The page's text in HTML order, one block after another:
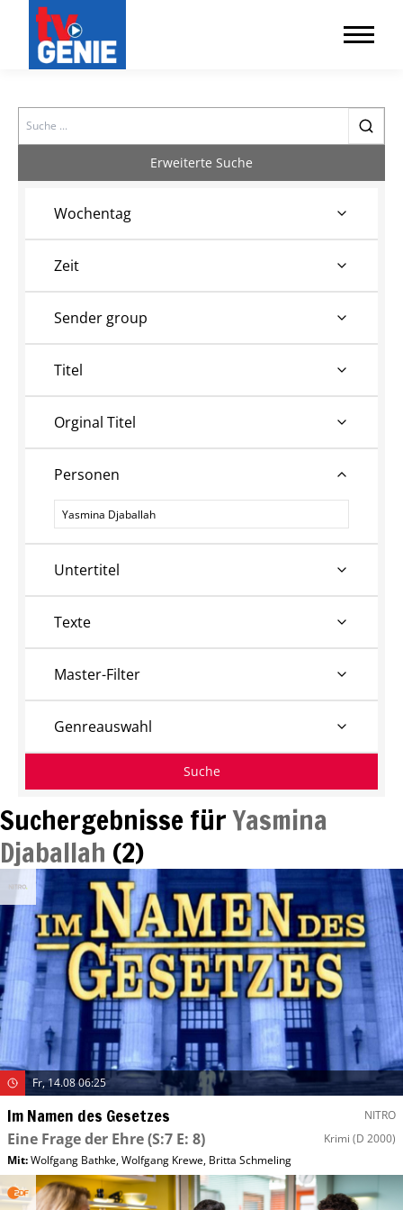
Search
Suchergebnisse fürYasmina
Djaballah (2)
Fr, 14.08 06:25
Im Namen des Gesetzes NITRO
Eine Frage der Ehre(S:7 E: 8) Krimi (D 2000)
Mit:Wolfgang Bathke,Wolfgang Krewe, Britta Schmeling
Erweiterte Suche
Wochentag
Zeit
Sender group
Titel
Orginal Titel
Personen
Personen
Untertitel
Texte
Master-Filter
Genreauswahl
Suche